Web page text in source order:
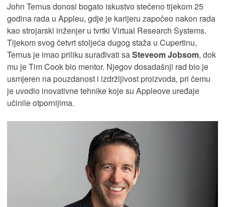
John Ternus donosi bogato iskustvo stečeno tijekom 25
godina rada u Appleu, gdje je karijeru započeo nakon rada
kao strojarski inženjer u tvrtki Virtual Research Systems.
Tijekom svog četvrt stoljeća dugog staža u Cupertinu,
Ternus je imao priliku surađivati saSteveom Jobsom, dok
mu je Tim Cook bio mentor. Njegov dosadašnji rad bio je
usmjeren na pouzdanost i izdržljivost proizvoda, pri čemu
je uvodio inovativne tehnike koje su Appleove uređaje
učinile otpornijima.